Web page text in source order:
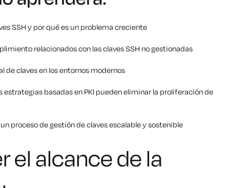
SSH y por qué es un problema creciente
relacionados con las claves SSH no gestionadas
de claves en los entornos modernos
basadas en PKI pueden eliminar la proliferación de
proceso de gestión de claves escalable y sostenible
el alcance de la